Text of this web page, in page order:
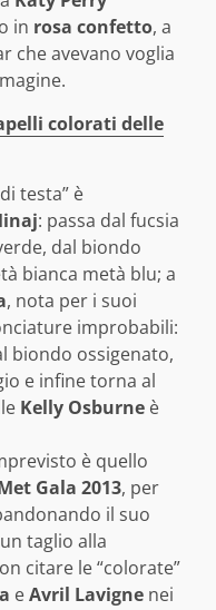
in rosa confetto, a
che avevano voglia
colorati delle
testa” è
: passa dal fucsia
dal biondo
bianca metà blu; a
, nota per i suoi
improbabili:
biondo ossigenato,
e infine torna al
Kelly Osburne è
è quello
Gala 2013, per
il suo
taglio alla
citare le “colorate”
eAvril Lavigne nei